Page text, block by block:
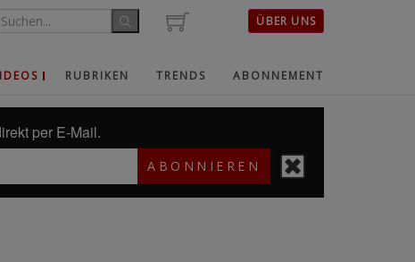
ÜBER UNS
RUBRIKEN TRENDS ABONNEMENT
per E-Mail.
ABONNIEREN